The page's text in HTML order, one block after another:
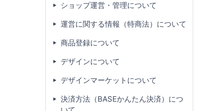
ショップ運営・管理について
運営に関する情報（特商法）について
商品登録について
デザインについて
デザインマーケットについて
決済方法（BASEかんたん決済）につ